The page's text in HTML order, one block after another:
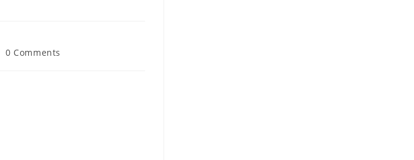
0 Comments